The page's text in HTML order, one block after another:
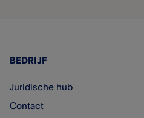
BEDRIJF
Juridische hub
Contact